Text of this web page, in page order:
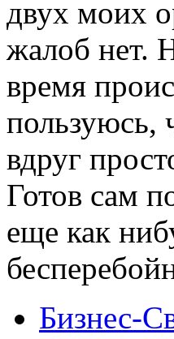
двух моих
жалоб нет.
время
пользуюсь,
вдруг
Готов сам
еще как
Бизнес-